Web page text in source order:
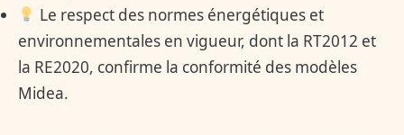
Le respect des normes énergétiques et
environnementales en vigueur, dont la RT2012 et
la RE2020, confirme la conformité des modèles
Midea.